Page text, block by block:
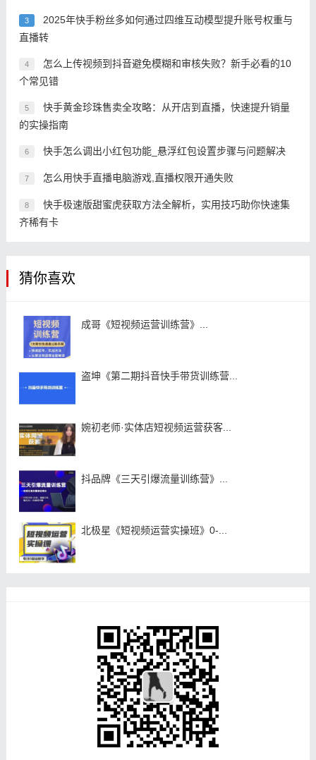
3
2025年快手粉丝多如何通过四维互动模型提升账号权重与
直播转
4
怎么上传视频到抖音避免模糊和审核失败？新手必看的10
个常见错
5
快手黄金珍珠售卖全攻略：从开店到直播，快速提升销量
的实操指南
6 快手怎么调出小红包功能_悬浮红包设置步骤与问题解决
7 怎么用快手直播电脑游戏,直播权限开通失败
8
快手极速版甜蜜虎获取方法全解析，实用技巧助你快速集
齐稀有卡
猜你喜欢
成哥《短视频运营训练营》...
盗坤《第二期抖音快手带货训练营...
婉初老师·实体店短视频运营获客...
抖品牌《三天引爆流量训练营》...
北极星《短视频运营实操班》0-...